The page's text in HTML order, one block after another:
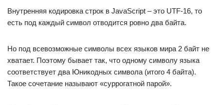
Внутренняя кодировка строк в JavaScript – это UTF-16, то
есть под каждый символ отводится ровно два байта.
Но под всевозможные символы всех языков мира 2 байт не
хватает. Поэтому бывает так, что одному символу языка
соответствует два Юникодных символа (итого 4 байта).
Такое сочетание называют «суррогатной парой».